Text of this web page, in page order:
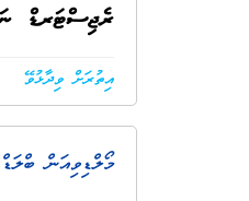
ރެޖިސްޓަރޑް
އިތުރަށް ވިދާޅުވޭ
މޯލްޑިވިއަން